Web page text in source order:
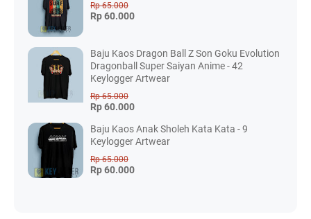
Rp 65.000
Rp 60.000
Baju Kaos Dragon Ball Z Son Goku Evolution
Dragonball Super Saiyan Anime - 42
Keylogger Artwear
Rp 65.000
Rp 60.000
Baju Kaos Anak Sholeh Kata Kata - 9
Keylogger Artwear
Rp 65.000
Rp 60.000